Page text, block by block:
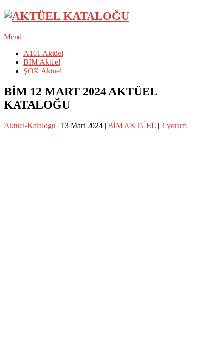
Menü
A101 Aktüel
BİM Aktüel
ŞOK Aktüel
BİM 12 MART 2024 AKTÜEL
KATALOĞU
Aktuel-Katalogu | 13 Mart 2024 | BİM AKTÜEL | 3 yorum